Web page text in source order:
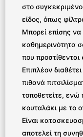
στο
είδος, όπως
Μπορεί επίσης να
καθημερινότητα
που
Επιπλέον
πιθανά
τοποθετείτε,
κουταλάκι με το
Είναι
αποτελεί τη